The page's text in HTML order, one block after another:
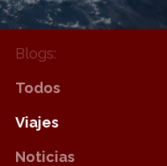
Blogs:
Todos
Viajes
Noticias